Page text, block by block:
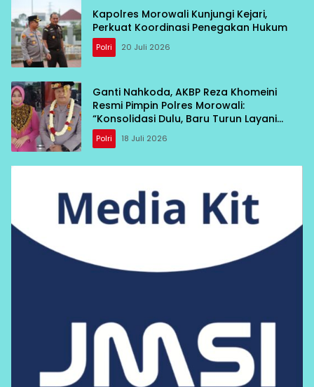
Kapolres Morowali Kunjungi Kejari,
Perkuat Koordinasi Penegakan Hukum
Polri 20 Juli 2026
Ganti Nahkoda, AKBP Reza Khomeini
Resmi Pimpin Polres Morowali:
“Konsolidasi Dulu, Baru Turun Layani
Warga”
Polri 18 Juli 2026